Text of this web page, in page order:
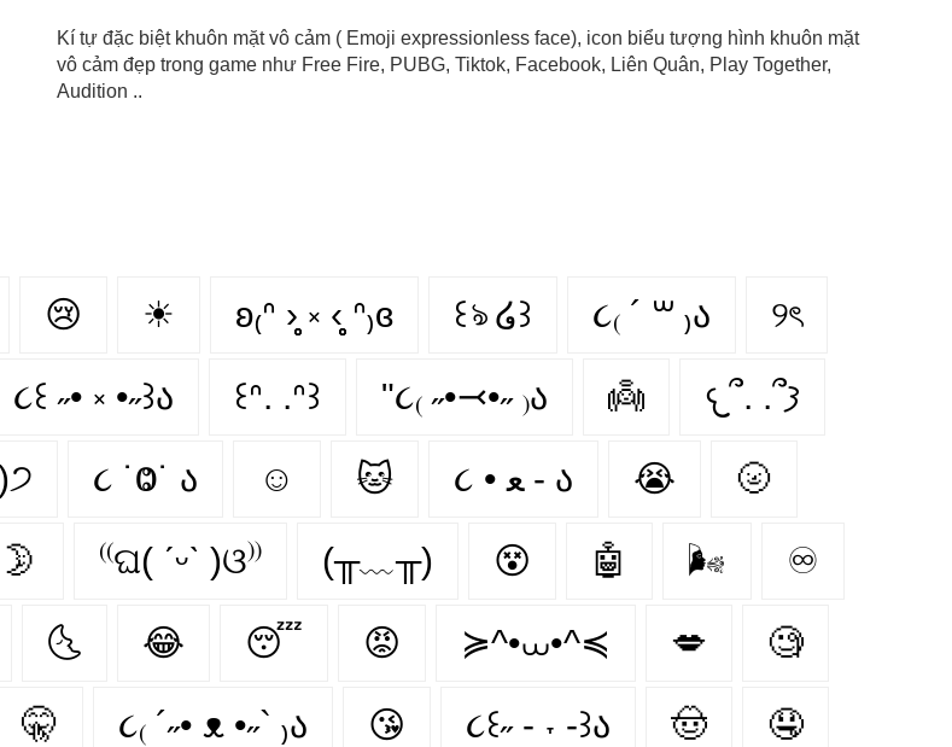
Kí tự đặc biệt khuôn mặt vô cảm ( Emoji expressionless face), icon biểu tượng hình khuôn mặt
vô cảm đẹp trong game như Free Fire, PUBG, Tiktok, Facebook, Liên Quân, Play Together,
Audition ..
😢 ☀ ʚ₍ᐢ ›̥̥̥ ༝ ‹̥̥̥ ᐢ₎ɞ ꒰ঌ ໒꒱ ૮₍ ´ ꒳ ₎ა ୨ৎ
૮꒰ ˶• ༝ •˶꒱ა ꒰ᐢ. .ᐢ꒱ "૮₍ ˶•⤙•˶ ₎ა 👼 𐔌՞. .՞𐦯
૮ ˙Ⱉ˙ ა ☺ 🐱 ૮ • ﻌ - ა 😭 🌝
🌛 ⁽⁽ଘ( ˊᵕˋ )ଓ⁾⁾ (╥﹏╥) 😵‍ 🤖 🌬 ♾
🌜 😂 😴 😡 ≽^•⩊•^≼ 💋 🧐
🤫 ૮₍ ´˶• ᴥ •˶` ₎ა 😘 ૮꒰˶ - ˕ -꒱ა 🤠 🤤